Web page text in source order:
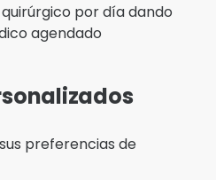
por día dando
agendado
preferencias de